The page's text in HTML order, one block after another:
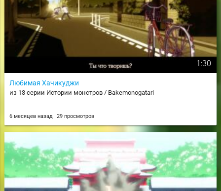
1:30
Любимая Хачикуджи
из 13 серии Истории монстров / Bakemonogatari
6 месяцев назад 29 просмотров